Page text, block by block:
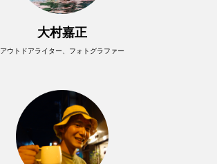
大村嘉正
アウトドアライター、フォトグラファー